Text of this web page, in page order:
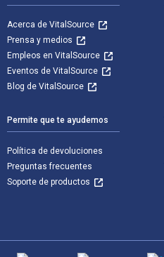
Acerca de VitalSource
Prensa y medios
Empleos en VitalSource
Eventos de VitalSource
Blog de VitalSource
Permite que te ayudemos
Política de devoluciones
Preguntas frecuentes
Soporte de productos